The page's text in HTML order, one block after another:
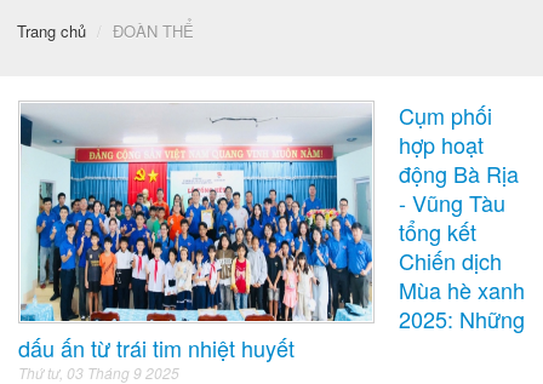
Trang chủ / ĐOÀN THỂ
Cụm phối
hợp hoạt
động Bà Rịa
- Vũng Tàu
tổng kết
Chiến dịch
Mùa hè xanh
2025: Những
dấu ấn từ trái tim nhiệt huyết
Thứ tư, 03 Tháng 9 2025